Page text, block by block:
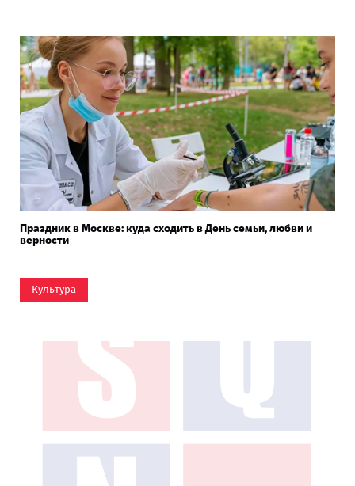
Праздник в Москве: куда сходить в День семьи, любви и
верности
Культура